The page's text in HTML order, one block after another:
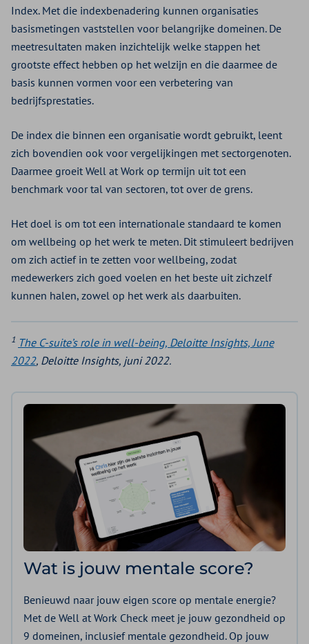
Index. Met die indexbenadering kunnen organisaties
basismetingen vaststellen voor belangrijke domeinen. De
meetresultaten maken inzichtelijk welke stappen het
grootste effect hebben op het welzijn en die daarmee de
basis kunnen vormen voor een verbetering van
bedrijfsprestaties.
De index die binnen een organisatie wordt gebruikt, leent
zich bovendien ook voor vergelijkingen met sectorgenoten.
Daarmee groeit Well at Work op termijn uit tot een
benchmark voor tal van sectoren, tot over de grens.
Het doel is om tot een internationale standaard te komen
om wellbeing op het werk te meten. Dit stimuleert bedrijven
om zich actief in te zetten voor wellbeing, zodat
medewerkers zich goed voelen en het beste uit zichzelf
kunnen halen, zowel op het werk als daarbuiten.
1 The C-suite’s role in well-being, Deloitte Insights, June
2022, Deloitte Insights, juni 2022.
Wat is jouw mentale score?
Benieuwd naar jouw eigen score op mentale energie?
Met de Well at Work Check meet je jouw gezondheid op
9 domeinen, inclusief mentale gezondheid. Op jouw